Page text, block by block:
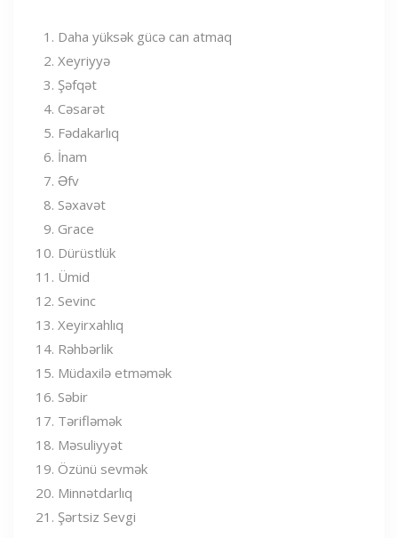
Daha yüksək gücə can atmaq
Xeyriyyə
Şəfqət
Cəsarət
Fədakarlıq
İnam
Əfv
Səxavət
Grace
Dürüstlük
Ümid
Sevinc
Xeyirxahlıq
Rəhbərlik
Müdaxilə etməmək
Səbir
Tərifləmək
Məsuliyyət
Özünü sevmək
Minnətdarlıq
Şərtsiz Sevgi